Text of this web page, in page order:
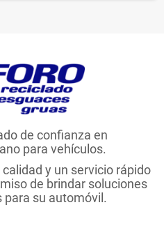
de confianza en
para vehículos.
y un servicio rápido
de brindar soluciones
su automóvil.